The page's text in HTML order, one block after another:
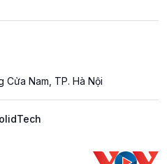
Cửa Nam, TP. Hà Nội